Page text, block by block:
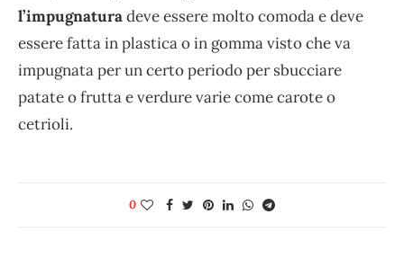
l’impugnaturadeve essere molto comoda e deve
essere fatta in plastica o in gomma visto che va
impugnata per un certo periodo per sbucciare
patate o frutta e verdure varie come carote o
cetrioli.
0